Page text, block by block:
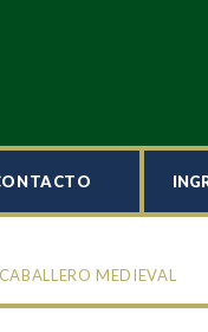
MEDIEVAL